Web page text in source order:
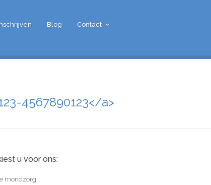
Blog Contact
4567890123</a>
u voor ons:
mondzorg